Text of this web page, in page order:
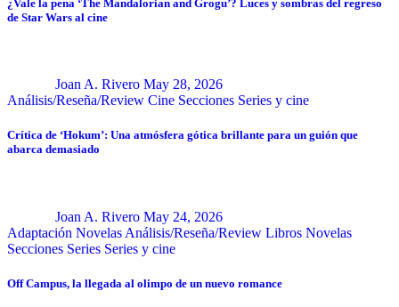
¿Vale la pena ‘The Mandalorian and Grogu’? Luces y sombras del regreso
de Star Wars al cine
Joan A. Rivero May 28, 2026
Análisis/Reseña/Review Cine Secciones Series y cine
Crítica de ‘Hokum’: Una atmósfera gótica brillante para un guión que
abarca demasiado
Joan A. Rivero May 24, 2026
Adaptación Novelas Análisis/Reseña/Review Libros Novelas
Secciones Series Series y cine
Off Campus, la llegada al olimpo de un nuevo romance